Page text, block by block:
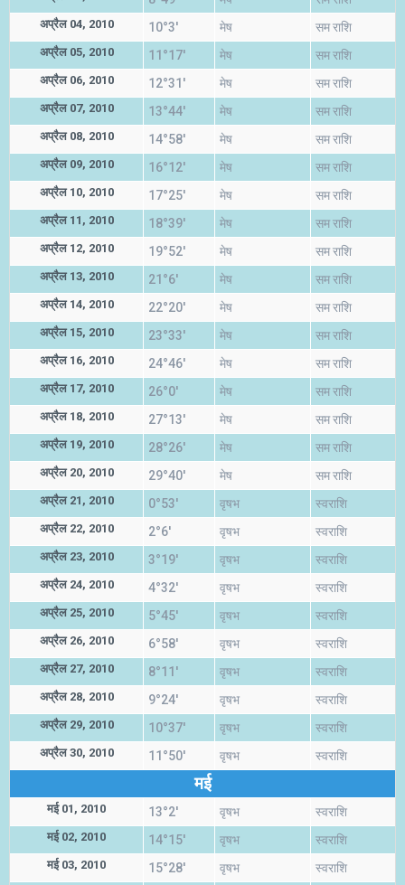
अप्रैल 04, 2010 10°3' मेष सम राशि
अप्रैल 05, 2010 11°17' मेष सम राशि
अप्रैल 06, 2010 12°31' मेष सम राशि
अप्रैल 07, 2010 13°44' मेष सम राशि
अप्रैल 08, 2010 14°58' मेष सम राशि
अप्रैल 09, 2010 16°12' मेष सम राशि
अप्रैल 10, 2010 17°25' मेष सम राशि
अप्रैल 11, 2010 18°39' मेष सम राशि
अप्रैल 12, 2010 19°52' मेष सम राशि
अप्रैल 13, 2010 21°6' मेष सम राशि
अप्रैल 14, 2010 22°20' मेष सम राशि
अप्रैल 15, 2010 23°33' मेष सम राशि
अप्रैल 16, 2010 24°46' मेष सम राशि
अप्रैल 17, 2010 26°0' मेष सम राशि
अप्रैल 18, 2010 27°13' मेष सम राशि
अप्रैल 19, 2010 28°26' मेष सम राशि
अप्रैल 20, 2010 29°40' मेष सम राशि
अप्रैल 21, 2010 0°53' वृषभ स्वराशि
अप्रैल 22, 2010 2°6' वृषभ स्वराशि
अप्रैल 23, 2010 3°19' वृषभ स्वराशि
अप्रैल 24, 2010 4°32' वृषभ स्वराशि
अप्रैल 25, 2010 5°45' वृषभ स्वराशि
अप्रैल 26, 2010 6°58' वृषभ स्वराशि
अप्रैल 27, 2010 8°11' वृषभ स्वराशि
अप्रैल 28, 2010 9°24' वृषभ स्वराशि
अप्रैल 29, 2010 10°37' वृषभ स्वराशि
अप्रैल 30, 2010 11°50' वृषभ स्वराशि
मई
मई 01, 2010 13°2' वृषभ स्वराशि
मई 02, 2010 14°15' वृषभ स्वराशि
मई 03, 2010 15°28' वृषभ स्वराशि